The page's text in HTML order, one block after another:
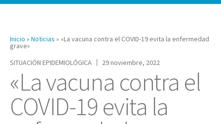
Inicio » Noticias » «La vacuna contra el COVID-19 evita la enfermedad
grave»
SITUACIÓN EPIDEMIOLÓGICA
29 noviembre, 2022
«La vacuna contra el
COVID-19 evita la